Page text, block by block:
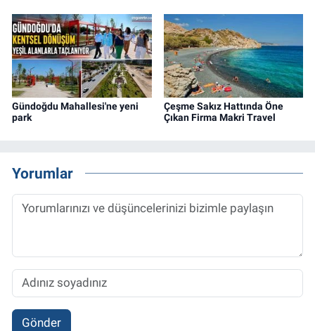
Gündoğdu Mahallesi'ne yeni
park
Çeşme Sakız Hattında Öne
Çıkan Firma Makri Travel
Yorumlar
Gönder